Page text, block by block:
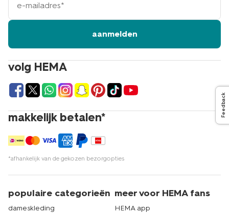
volg HEMA
makkelijk betalen*
*afhankelijk van de gekozen bezorgopties
mailadres
aanmelden
populaire categorieën
dameskleding
meer voor HEMA fans
HEMA app
Feedback